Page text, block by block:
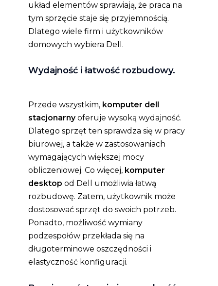
układ elementów sprawiają, że praca na
tym sprzęcie staje się przyjemnością.
Dlatego wiele firm i użytkowników
domowych wybiera Dell.
Wydajność i łatwość rozbudowy.
Przede wszystkim, komputer dell
stacjonarnyoferuje wysoką wydajność.
Dlatego sprzęt ten sprawdza się w pracy
biurowej, a także w zastosowaniach
wymagających większej mocy
obliczeniowej. Co więcej, komputer
desktop od Dell umożliwia łatwą
rozbudowę. Zatem, użytkownik może
dostosować sprzęt do swoich potrzeb.
Ponadto, możliwość wymiany
podzespołów przekłada się na
długoterminowe oszczędności i
elastyczność konfiguracji.